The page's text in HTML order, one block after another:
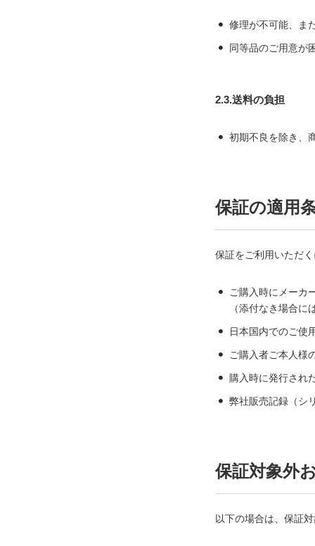
修理が不可能、ま
同等品のご用意が
2.3.送料の負担
初期不良を除き、
保証の適用
保証をご利用いただ
ご購入時にメーカ
（添付なき場合
日本国内でのご使
ご購入者ご本人様
購入時に発行され
弊社販売記録（シ
保証対象外
以下の場合は、保証